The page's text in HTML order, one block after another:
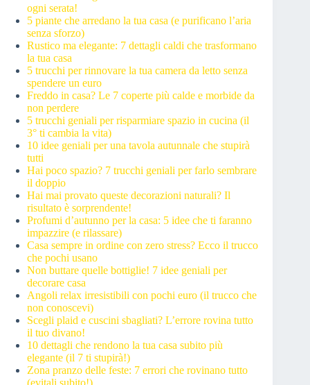
ogni serata!
5 piante che arredano la tua casa (e purificano l’aria
senza sforzo)
Rustico ma elegante: 7 dettagli caldi che trasformano
la tua casa
5 trucchi per rinnovare la tua camera da letto senza
spendere un euro
Freddo in casa? Le 7 coperte più calde e morbide da
non perdere
5 trucchi geniali per risparmiare spazio in cucina (il
3° ti cambia la vita)
10 idee geniali per una tavola autunnale che stupirà
tutti
Hai poco spazio? 7 trucchi geniali per farlo sembrare
il doppio
Hai mai provato queste decorazioni naturali? Il
risultato è sorprendente!
Profumi d’autunno per la casa: 5 idee che ti faranno
impazzire (e rilassare)
Casa sempre in ordine con zero stress? Ecco il trucco
che pochi usano
Non buttare quelle bottiglie! 7 idee geniali per
decorare casa
Angoli relax irresistibili con pochi euro (il trucco che
non conoscevi)
Scegli plaid e cuscini sbagliati? L’errore rovina tutto
il tuo divano!
10 dettagli che rendono la tua casa subito più
elegante (il 7 ti stupirà!)
Zona pranzo delle feste: 7 errori che rovinano tutto
(evitali subito!)